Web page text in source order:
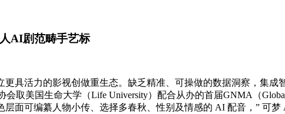
AI剧范畴手艺标​
活力的影视创做重生态。缺乏精准、可操做的数据洞察，集成
取美国生命大学（Life University）配合从办的首届GNMA（
面可编纂人物小传、选择多春秋、性别及情感的 AI 配音，” 可